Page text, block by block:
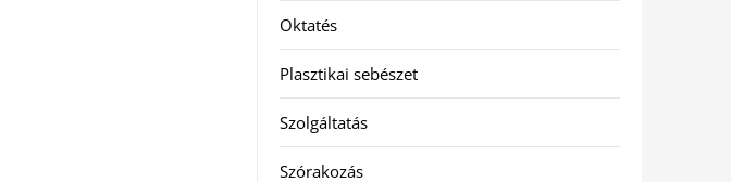
Oktatés
Plasztikai sebészet
Szolgáltatás
Szórakozás